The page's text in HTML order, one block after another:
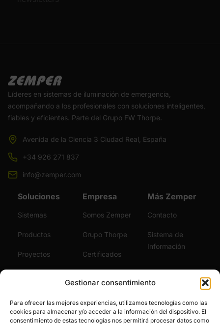
Gestionar consentimiento
Para ofrecer las mejores experiencias, utilizamos tecnologías como las
cookies para almacenar y/o acceder a la información del dispositivo. El
consentimiento de estas tecnologías nos permitirá procesar datos como
Líderes en sistemas de iluminación de emergencia,
acompañando a los profesionales con soluciones inteligentes,
fiables y eficientes. Parte del Grupo FW Thorpe.
Avenida de la Ciencia 3 Ciudad Real, España
+34 926 271 837
info@zemper.com
Soluciones
Sistemas
Productos
Proyectos
Empresa
Somos Zemper
Grupo Thorpe
Certificados
Únete al Equipo
Más Zemper
Contacto
Sistema de
Información